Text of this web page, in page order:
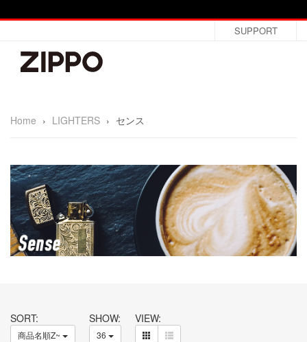
SUPPORT
Home › LIGHTERS › センス
SORT:
商品名順Z~
SHOW:
36
VIEW: